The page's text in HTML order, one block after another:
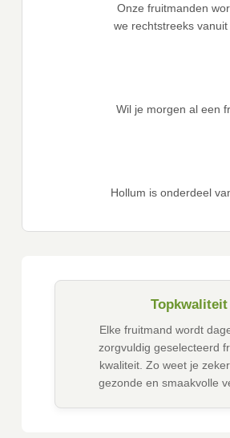
Onze fruitmanden
we rechtstreeks
Wil je morgen al een
Hollum is onderdeel
Elke fruitmand wordt
zorgvuldig geselecteerd
kwaliteit. Zo weet je
gezonde en smaakvolle